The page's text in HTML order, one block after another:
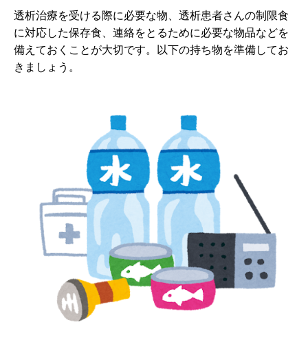
透析治療を受ける際に必要な物、透析患者さんの制限食
に対応した保存食、連絡をとるために必要な物品などを
備えておくことが大切です。以下の持ち物を準備してお
きましょう。